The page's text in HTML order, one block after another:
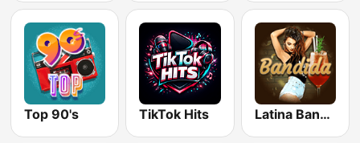
Top 90's TikTok Hits Latina Bandida!